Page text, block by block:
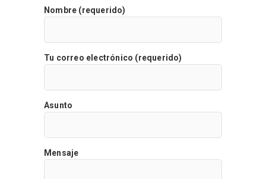
Nombre (requerido)
Tu correo electrónico (requerido)
Asunto
Mensaje